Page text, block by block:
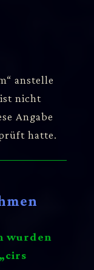
anstelle
ist nicht
Angabe
hatte.
wurden